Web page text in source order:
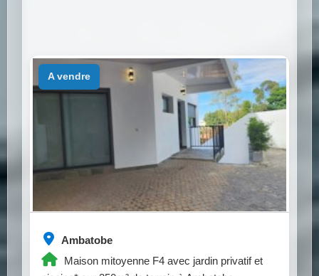
Ambatobe
Maison mitoyenne F4 avec jardin privatif et
a vendre